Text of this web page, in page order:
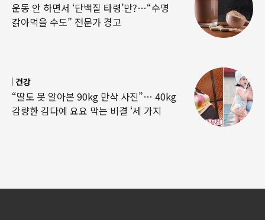
운동 안 하면서 ‘단백질 타령’만?…“수명
갉아먹을 수도” 전문가 경고
건강
“딸도 못 알아본 90kg 만삭 사진”… 40kg
감량한 김다예 요요 막는 비결 ‘세 가지